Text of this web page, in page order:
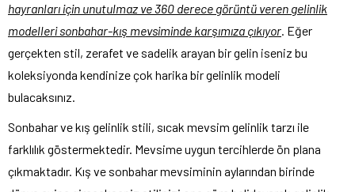
hayranları için unutulmaz ve 360 derece görüntü veren gelinlik
modelleri sonbahar-kış mevsiminde karşımıza çıkıyor. Eğer
gerçekten stil, zerafet ve sadelik arayan bir gelin iseniz bu
koleksiyonda kendinize çok harika bir gelinlik modeli
bulacaksınız.
Sonbahar ve kış gelinlik stili, sıcak mevsim gelinlik tarzı ile
farklılık göstermektedir. Mevsime uygun tercihlerde ön plana
çıkmaktadır. Kış ve sonbahar mevsiminin aylarından birinde